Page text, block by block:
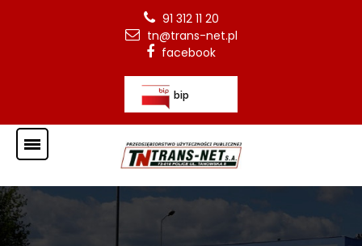
91 312 11 20
tn@trans-net.pl
facebook
bip